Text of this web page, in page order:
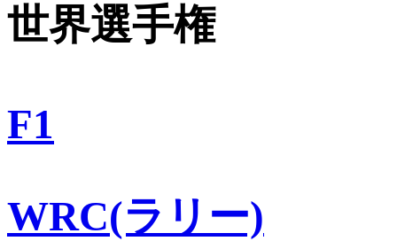
世界選手権
F1
WRC(ラリー)